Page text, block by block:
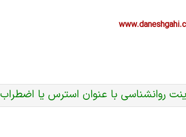
روانشناسی با عنوان استرس يا اضطراب